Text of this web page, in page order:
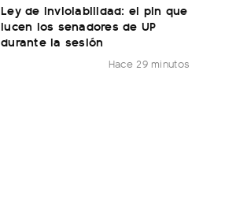
Ley de Inviolabilidad: el pin que
lucen los senadores de UP
durante la sesión
Hace 29 minutos